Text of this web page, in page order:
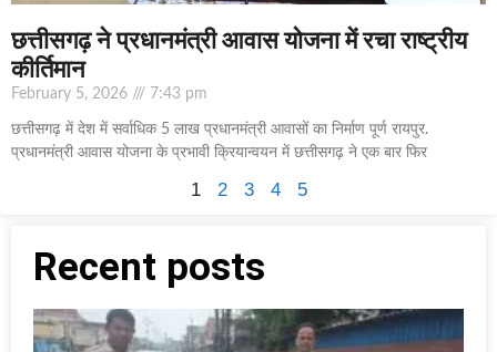
छत्तीसगढ़ ने प्रधानमंत्री आवास योजना में रचा राष्ट्रीय
कीर्तिमान
February 5, 2026 7:43 pm
छत्तीसगढ़ में देश में सर्वाधिक 5 लाख प्रधानमंत्री आवासों का निर्माण पूर्ण रायपुर.
प्रधानमंत्री आवास योजना के प्रभावी क्रियान्वयन में छत्तीसगढ़ ने एक बार फिर
1 2 3 4 5
Recent posts